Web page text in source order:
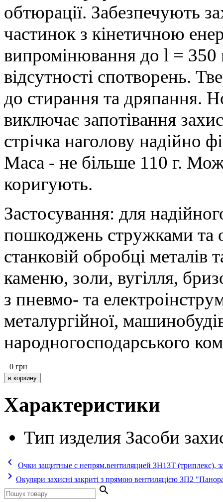
обтюрації. Забезпечують
частинок з кінетичною
випромінювання до l = 350
відсутності спотворень.
до стирання та дряпання.
виключає запотівання
стрічка наголову надійно
Маса - не більше 110 г.
коригують.
Застосування: для
пошкоджень стружками та
станковій обробці металів
каменю, золи, вугілля,
з пневмо- та
металургійної,
народногосподарського
0 грн
Характеристики
Тип изделия Засоби
keyboard_arrow_left Очки защитные с непрям.вентиляцией ЗН13Т (триплекс),
keyboard_arrow_right Окуляри захисні закриті з прямою вентиляцією ЗП2
search